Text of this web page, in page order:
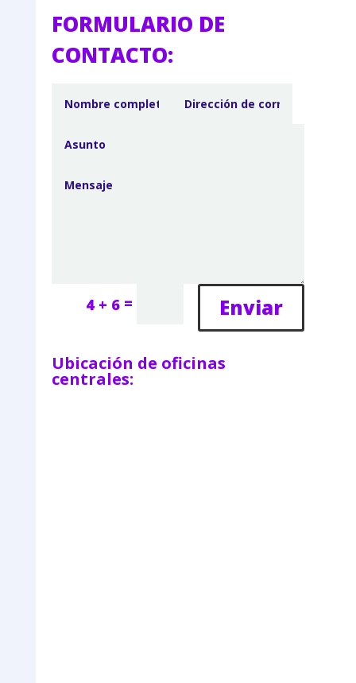
FORMULARIO DE
CONTACTO:
4 + 6 = Enviar
Ubicación de oficinas
centrales: